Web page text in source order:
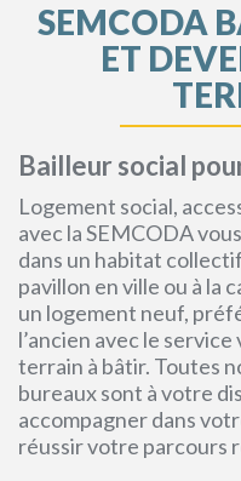
SEMCODA
ET
Bailleur social
Logement social,
avec la SEMCODA
dans un habitat
pavillon en ville ou à la
un logement neuf,
l’ancien avec le
terrain à bâtir. Toutes
bureaux sont à votre
accompagner dans
réussir votre parcours